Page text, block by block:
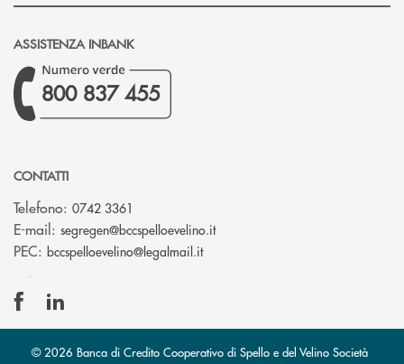
ASSISTENZA INBANK
800 837 455
CONTATTI
Telefono: 0742 3361
E-mail: segregen@bccspelloevelino.it(si apre l’app di posta
PEC: bccspelloevelino@legalmail.it(si apre l’app di posta
© 2026 Banca di Credito Cooperativo di Spello e del Velino Società